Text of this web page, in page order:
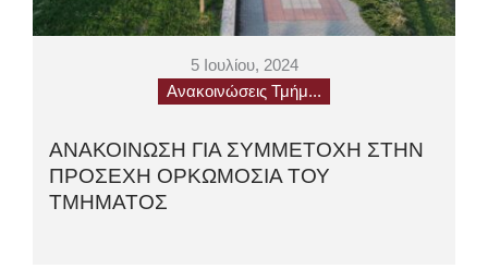
5 Ιουλίου, 2024
Ανακοινώσεις Τμήμ...
ΑΝΑΚΟΙΝΩΣΗ ΓΙΑ ΣΥΜΜΕΤΟΧΗ ΣΤΗΝ
ΠΡΟΣΕΧΗ ΟΡΚΩΜΟΣΙΑ ΤΟΥ
ΤΜΗΜΑΤΟΣ